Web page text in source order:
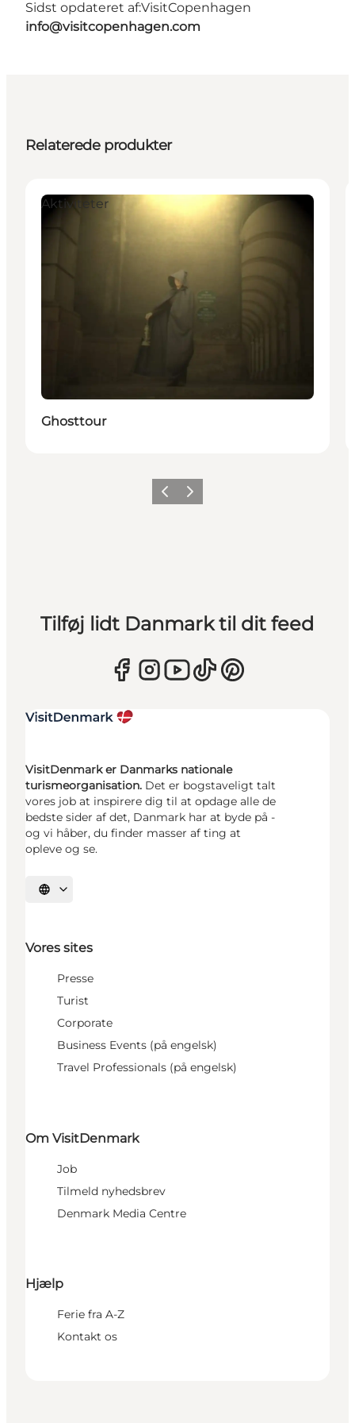
Sidst opdateret af:VisitCopenhagen
info@visitcopenhagen.com
Relaterede produkter
Aktiviteter
Ghosttour
ForrigeNæste
Tilføj lidt Danmark til dit feed
VisitDenmark er Danmarks nationale
turismeorganisation. Det er bogstaveligt talt
vores job at inspirere dig til at opdage alle de
bedste sider af det, Danmark har at byde på -
og vi håber, du finder masser af ting at
opleve og se.
Vælg sprog
Vores sites
Presse
Turist
Corporate
Business Events (på engelsk)
Travel Professionals (på engelsk)
Om VisitDenmark
Job
Tilmeld nyhedsbrev
Denmark Media Centre
Hjælp
Ferie fra A-Z
Kontakt os